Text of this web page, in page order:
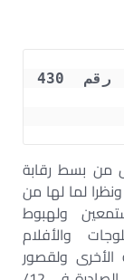
من بسط رقابة
لما لها من
ولهبوط
والأفلام
الأخرى ولقصور